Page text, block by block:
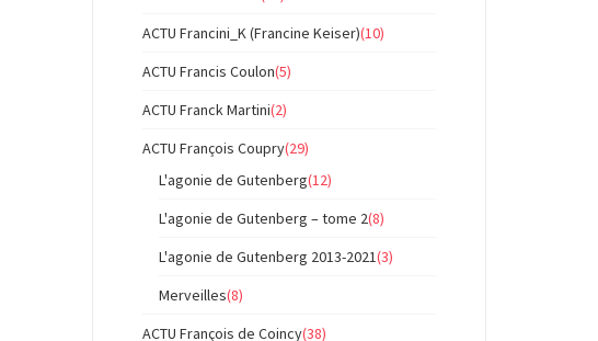
ACTU Francini_K (Francine Keiser)(10)
ACTU Francis Coulon(5)
ACTU Franck Martini(2)
ACTU François Coupry(29)
L'agonie de Gutenberg(12)
L'agonie de Gutenberg – tome 2(8)
L'agonie de Gutenberg 2013-2021(3)
Merveilles(8)
ACTU François de Coincy(38)